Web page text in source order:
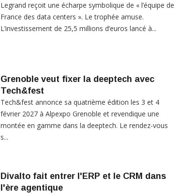
Legrand reçoit une écharpe symbolique de « l’équipe de
France des data centers ». Le trophée amuse.
L’investissement de 25,5 millions d’euros lancé à...
Grenoble veut fixer la deeptech avec
Tech&fest
Tech&fest annonce sa quatrième édition les 3 et 4
février 2027 à Alpexpo Grenoble et revendique une
montée en gamme dans la deeptech. Le rendez-vous
s...
Divalto fait entrer l'ERP et le CRM dans
l'ère agentique